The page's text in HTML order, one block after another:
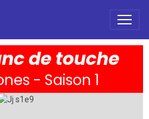
de touche
- Saison 1